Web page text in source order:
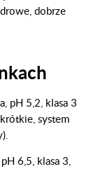
dobrze
pH 5,2, klasa 3
system
6,5, klasa 3,